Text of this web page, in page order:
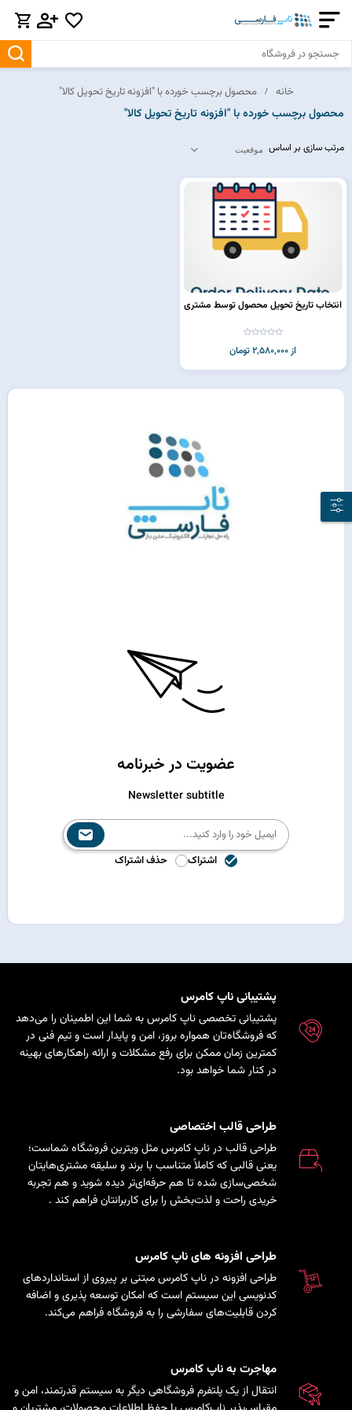
خانه محصول برچسب خورده با "افزونه تاریخ تحویل کالا"
محصول برچسب خورده با "افزونه تاریخ تحویل کالا"
مرتب سازی بر اساس
انتخاب تاریخ تحویل محصول توسط مشتری
از 2,580,000 تومان
عضویت در خبرنامه
Newsletter subtitle
اشتراک حذف اشتراک
پشتیبانی ناپ کامرس
پشتیبانی تخصصی ناپ کامرس به شما این اطمینان را می‌دهد
که فروشگاه‌تان همواره بروز، امن و پایدار است و تیم فنی در
کمترین زمان ممکن برای رفع مشکلات و ارائه راهکارهای بهینه
در کنار شما خواهد بود.
طراحی قالب اختصاصی
طراحی قالب در ناپ کامرس مثل ویترین فروشگاه شماست؛
یعنی قالبی که کاملاً متناسب با برند و سلیقه مشتری‌هایتان
شخصی‌سازی شده تا هم حرفه‌ای‌تر دیده شوید و هم تجربه
خریدی راحت و لذت‌بخش را برای کاربرانتان فراهم کند .
طراحی افزونه های ناپ کامرس
طراحی افزونه در ناپ کامرس مبتنی بر پیروی از استانداردهای
کدنویسی این سیستم است که امکان توسعه پذیری و اضافه
کردن قابلیت‌های سفارشی را به فروشگاه فراهم می‌کند.
مهاجرت به ناپ کامرس
انتقال از یک پلتفرم فروشگاهی دیگر به سیستم قدرتمند، امن و